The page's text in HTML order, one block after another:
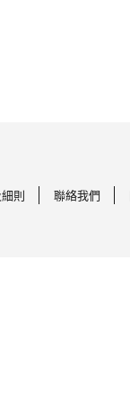
則 聯絡我們